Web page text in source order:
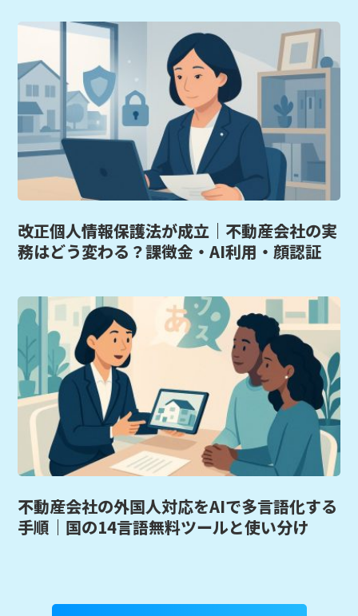
改正個人情報保護法が成立｜不動産会社の実
務はどう変わる？課徴金・AI利用・顔認証
不動産会社の外国人対応をAIで多言語化する
手順｜国の14言語無料ツールと使い分け